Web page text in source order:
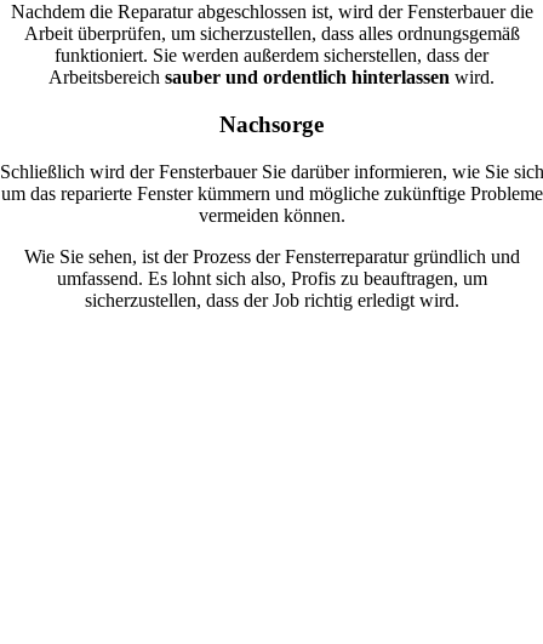
Nachdem die Reparatur abgeschlossen ist, wird der Fensterbauer die
Arbeit überprüfen, um sicherzustellen, dass alles ordnungsgemäß
funktioniert. Sie werden außerdem sicherstellen, dass der
Arbeitsbereich sauber und ordentlich hinterlassen wird.
Nachsorge
Schließlich wird der Fensterbauer Sie darüber informieren, wie Sie sich
um das reparierte Fenster kümmern und mögliche zukünftige Probleme
vermeiden können.
Wie Sie sehen, ist der Prozess der Fensterreparatur gründlich und
umfassend. Es lohnt sich also, Profis zu beauftragen, um
sicherzustellen, dass der Job richtig erledigt wird.